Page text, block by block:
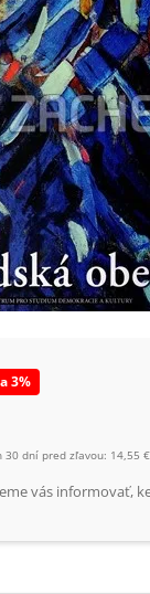
3%
30 dní pred zľavou: 14,55 €
vás informovať,